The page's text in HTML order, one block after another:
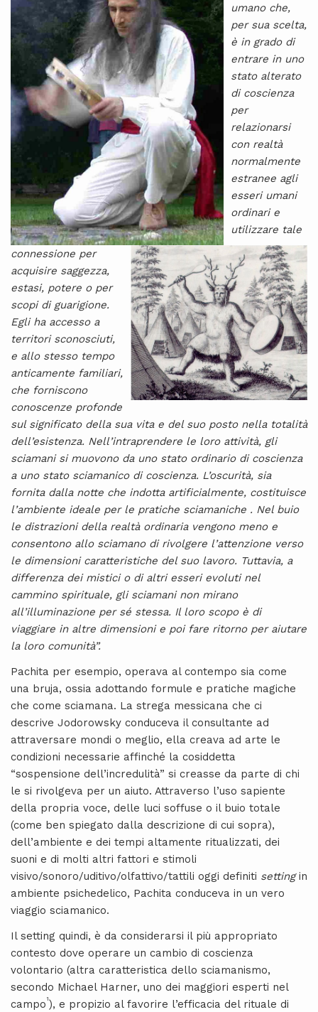
umano che,
per sua scelta,
è in grado di
entrare in uno
stato alterato
di coscienza
per
relazionarsi
con realtà
normalmente
estranee agli
esseri umani
ordinari e
utilizzare tale
connessione per
acquisire saggezza,
estasi, potere o per
scopi di guarigione.
Egli ha accesso a
territori sconosciuti,
e allo stesso tempo
anticamente familiari,
che forniscono
conoscenze profonde
sul significato della sua vita e del suo posto nella totalità
dell’esistenza. Nell’intraprendere le loro attività, gli
sciamani si muovono da uno stato ordinario di coscienza
a uno stato sciamanico di coscienza. L’oscurità, sia
fornita dalla notte che indotta artificialmente, costituisce
l’ambiente ideale per le pratiche sciamaniche . Nel buio
le distrazioni della realtà ordinaria vengono meno e
consentono allo sciamano di rivolgere l’attenzione verso
le dimensioni caratteristiche del suo lavoro. Tuttavia, a
differenza dei mistici o di altri esseri evoluti nel
cammino spirituale, gli sciamani non mirano
all’illuminazione per sé stessa. Il loro scopo è di
viaggiare in altre dimensioni e poi fare ritorno per aiutare
la loro comunità”.
Pachita per esempio, operava al contempo sia come
una bruja, ossia adottando formule e pratiche magiche
che come sciamana. La strega messicana che ci
descrive Jodorowsky conduceva il consultante ad
attraversare mondi o meglio, ella creava ad arte le
condizioni necessarie affinché la cosiddetta
“sospensione dell’incredulità” si creasse da parte di chi
le si rivolgeva per un aiuto. Attraverso l’uso sapiente
della propria voce, delle luci soffuse o il buio totale
(come ben spiegato dalla descrizione di cui sopra),
dell’ambiente e dei tempi altamente ritualizzati, dei
suoni e di molti altri fattori e stimoli
visivo/sonoro/uditivo/olfattivo/tattili oggi definiti settingin
ambiente psichedelico, Pachita conduceva in un vero
viaggio sciamanico.
Il setting quindi, è da considerarsi il più appropriato
contesto dove operare un cambio di coscienza
volontario (altra caratteristica dello sciamanismo,
secondo Michael Harner, uno dei maggiori esperti nel
campo1), e propizio al favorire l’efficacia del rituale di